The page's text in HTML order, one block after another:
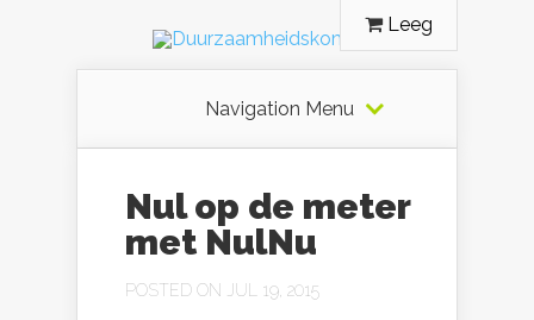
Leeg
Navigation Menu
Nul op de meter
met NulNu
POSTED ON JUL 19, 2015